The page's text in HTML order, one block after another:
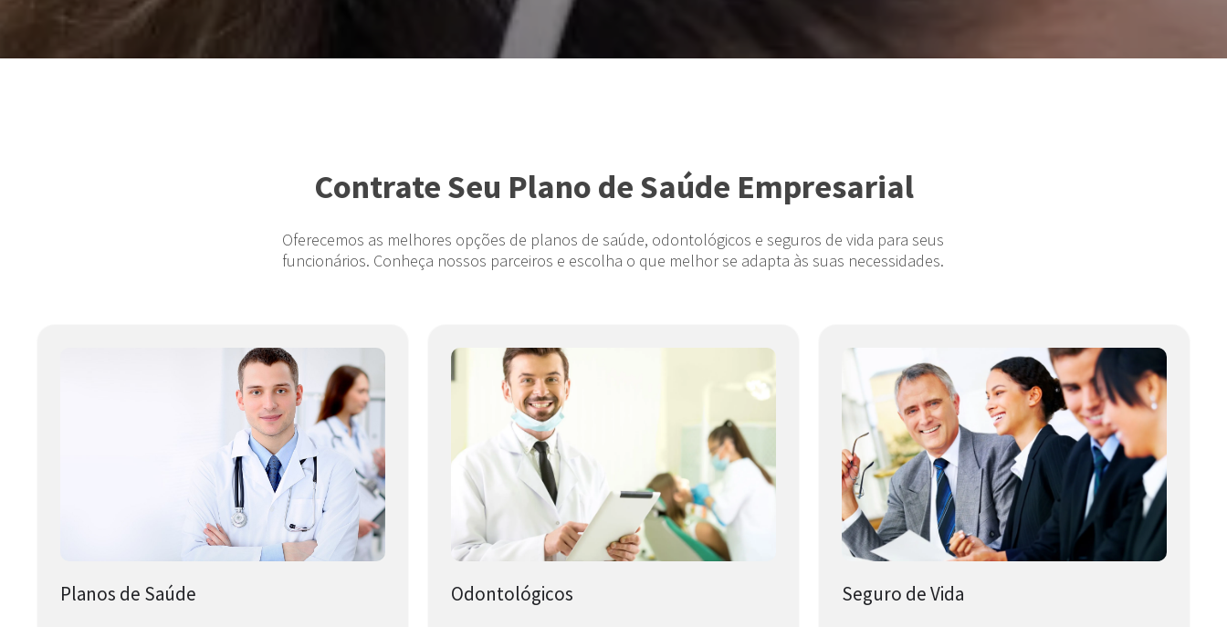
Contrate Seu Plano de Saúde Empresarial
Oferecemos as melhores opções de planos de saúde, odontológicos e seguros de vida para seus
funcionários. Conheça nossos parceiros e escolha o que melhor se adapta às suas necessidades.
Planos de Saúde Odontológicos Seguro de Vida